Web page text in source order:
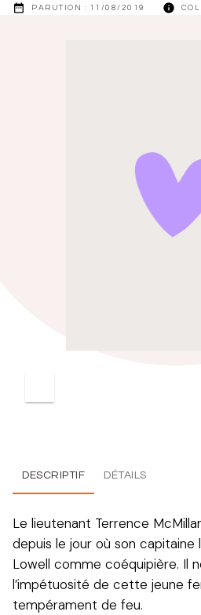
date_range PARUTION : 11/08/2019 info
DESCRIPTIF DÉTAILS
Le lieutenant Terrence
depuis le jour où son capitaine
Lowell comme coéquipière. Il
l’impétuosité de cette jeune
tempérament de feu.